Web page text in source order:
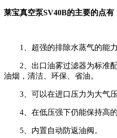
莱宝真空泵SV40B的主要的点有
1、超强的排除水蒸气的能力
2、出口油雾过滤器为标准配
油烟，清洁、环保、省油。
3、可以在进口压力为大气压
4、在低压强下仍能保持高的
5、内置自动防返油阀。